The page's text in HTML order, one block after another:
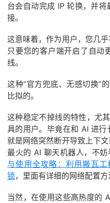
台会自动完成 IP 轮换，并
接。
这意味着，作为用户，您几
只要您的客户端开启了自动
线。
这种“官方兜底、无感切换”
比拟的。
这种稳定不掉线的特性，尤
具的用户。毕竟在和 AI 进
就是网络突然断开导致上下
最火的 AI 聊天机器人，不妨
与使用全攻略：利用搬瓦
锁，里面有详细的网络配置方
当然，在使用这些高热度的